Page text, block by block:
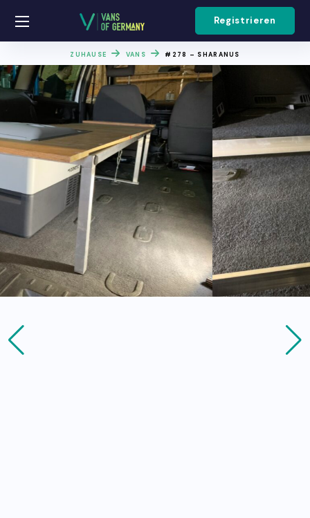
Registrieren
ZUHAUSE VANS #278 – SHARANUS